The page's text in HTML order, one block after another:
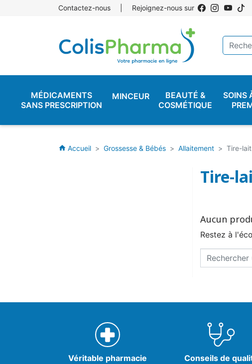
Contactez-nous Rejoignez-nous sur
MÉDICAMENTS
SANS PRESCRIPTION
MINCEUR
BEAUTÉ &
COSMÉTIQUE
SOINS
home Accueil Grossesse & Bébés Allaitement Tire-lait
Tire-
Aucun
Restez à
Véritable pharmacie
Conseils de